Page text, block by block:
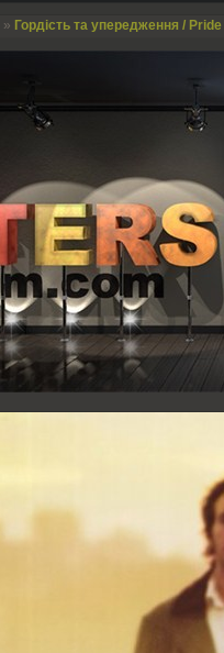
» Гордiсть та упередження /